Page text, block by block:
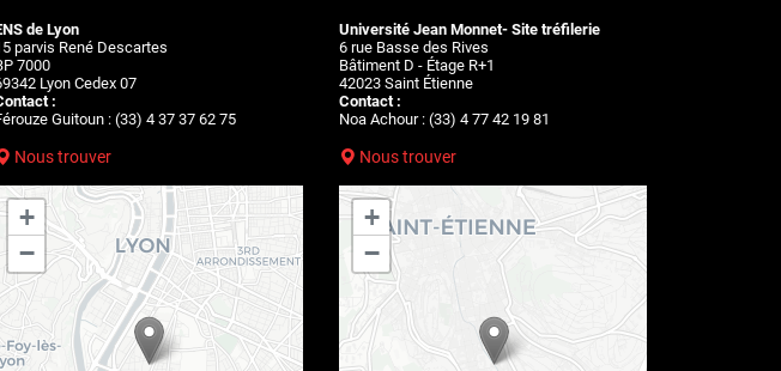
de Lyon
parvis René Descartes
7000
Lyon Cedex 07
:
Guitoun : (33) 4 37 37 62 75
Nous trouver
+
−
Université Jean Monnet- Site tréfilerie
6 rue Basse des Rives
Bâtiment D - Étage R+1
42023 Saint Étienne
Contact :
Noa Achour : (33) 4 77 42 19 81
Nous trouver
+
−